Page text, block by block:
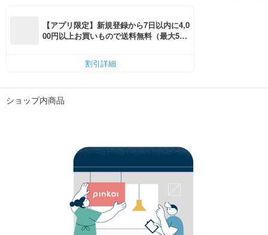
【アプリ限定】新規登録から7日以内に4,0
00円以上お買いもので送料無料（最大500
割引詳細
ショップ内商品